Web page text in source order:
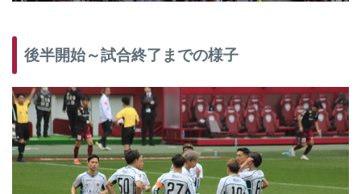
後半開始～試合終了までの様子